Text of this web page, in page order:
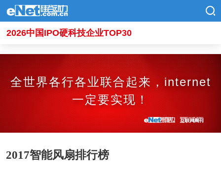
2026中国IPO硬科技企业TOP30
全世界各行各业联合起来，internet
一定要实现！
2017智能风扇排行榜